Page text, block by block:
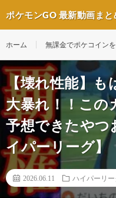
ポケモンGO 最新動画まと
ホーム 無課金でポケコイン
【壊れ性能】も
大暴れ！！この
予想できたやつ
イパーリーグ】
2026.06.11 ハイパーリー